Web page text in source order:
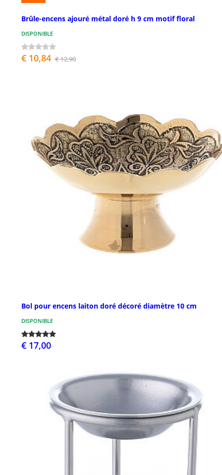
Brûle-encens ajouré métal doré h 9 cm motif floral
DISPONIBLE
€ 10,84 € 12,90
Bol pour encens laiton doré décoré diamètre 10 cm
DISPONIBLE
€ 17,00